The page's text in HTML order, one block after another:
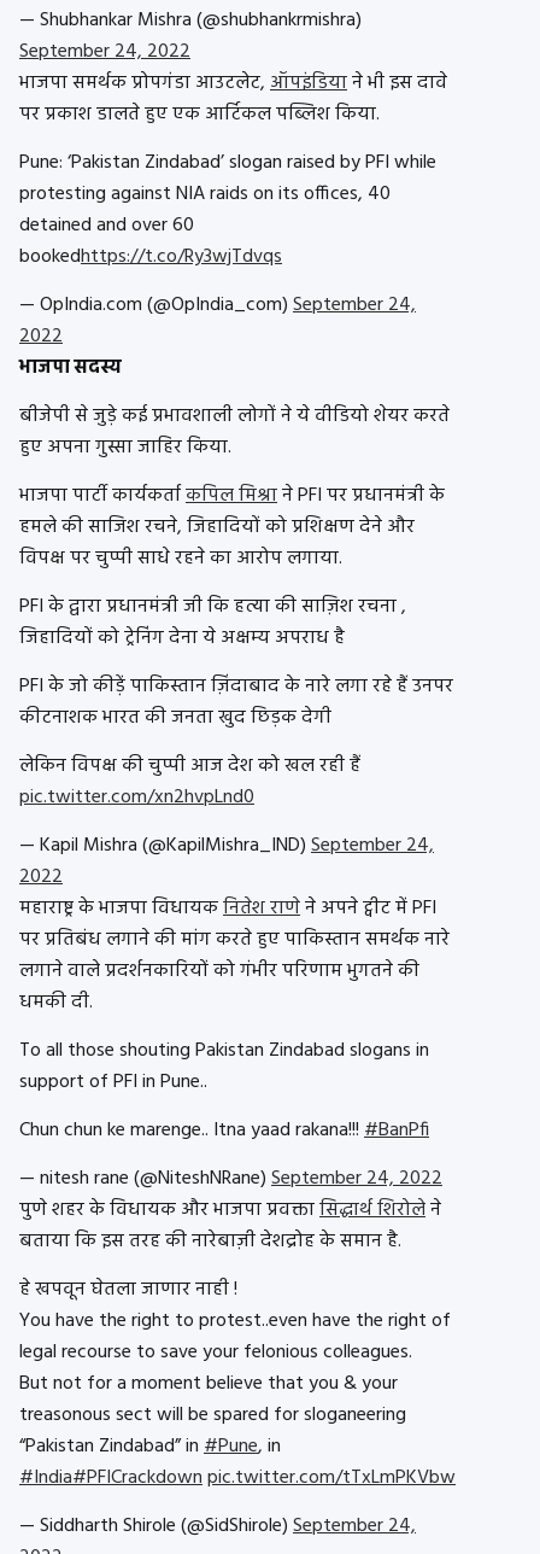
— Shubhankar Mishra (@shubhankrmishra)
September 24, 2022
भाजपा समर्थक प्रोपगंडा आउटलेट,ऑपइंडियाने भी इस दावे
पर प्रकाश डालते हुए एक आर्टिकल पब्लिश किया.
Pune: ‘Pakistan Zindabad’ slogan raised by PFI while
protesting against NIA raids on its offices, 40
detained and over 60
bookedhttps://t.co/Ry3wjTdvqs
— OpIndia.com (@OpIndia_com)September 24,
2022
भाजपा सदस्य
बीजेपी से जुड़े कई प्रभावशाली लोगों ने ये वीडियो शेयर करते
हुए अपना गुस्सा जाहिर किया.
भाजपा पार्टी कार्यकर्ताकपिल मिश्राने PFI पर प्रधानमंत्री के
हमले की साजिश रचने, जिहादियों को प्रशिक्षण देने और
विपक्ष पर चुप्पी साधे रहने का आरोप लगाया.
PFI के द्वारा प्रधानमंत्री जी कि हत्या की साज़िश रचना ,
जिहादियों को ट्रेनिंग देना ये अक्षम्य अपराध है
PFI के जो कीड़ें पाकिस्तान ज़िंदाबाद के नारे लगा रहे हैं उनपर
कीटनाशक भारत की जनता खुद छिड़क देगी
लेकिन विपक्ष की चुप्पी आज देश को खल रही हैं
pic.twitter.com/xn2hvpLnd0
— Kapil Mishra (@KapilMishra_IND)September 24,
2022
महाराष्ट्र के भाजपा विधायकनितेश राणेने अपने ट्वीट में PFI
पर प्रतिबंध लगाने की मांग करते हुए पाकिस्तान समर्थक नारे
लगाने वाले प्रदर्शनकारियों को गंभीर परिणाम भुगतने की
धमकी दी.
To all those shouting Pakistan Zindabad slogans in
support of PFI in Pune..
Chun chun ke marenge.. Itna yaad rakana!!!#BanPfi
— nitesh rane (@NiteshNRane)September 24, 2022
पुणे शहर के विधायक और भाजपा प्रवक्तासिद्धार्थ शिरोलेने
बताया कि इस तरह की नारेबाज़ी देशद्रोह के समान है.
हे खपवून घेतला जाणार नाही !
You have the right to protest..even have the right of
legal recourse to save your felonious colleagues.
But not for a moment believe that you & your
treasonous sect will be spared for sloganeering
“Pakistan Zindabad” in#Pune, in
#India#PFICrackdownpic.twitter.com/tTxLmPKVbw
— Siddharth Shirole (@SidShirole)September 24,